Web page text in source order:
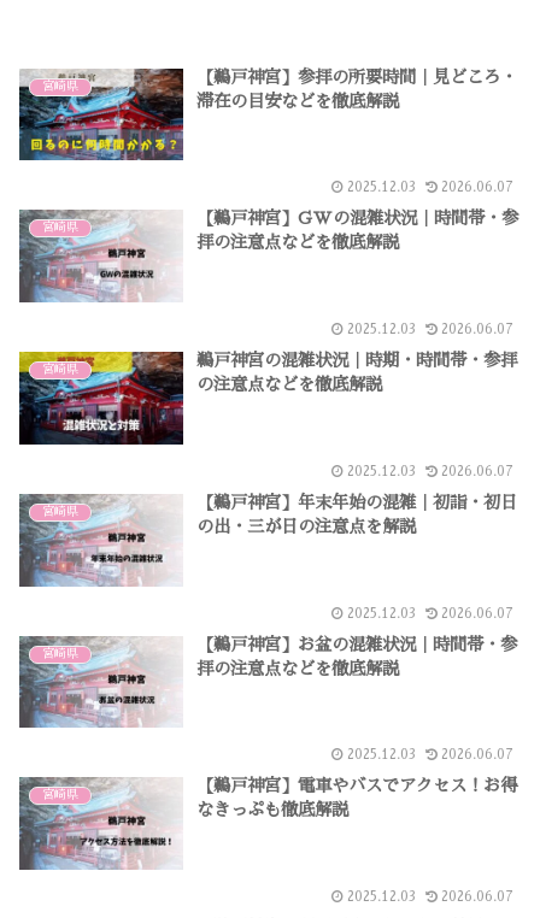
宮崎県
【鵜戸神宮】参拝の所要時間｜見どころ・
滞在の目安などを徹底解説
2025.12.03 2026.06.07
宮崎県
【鵜戸神宮】GWの混雑状況｜時間帯・参
拝の注意点などを徹底解説
2025.12.03 2026.06.07
宮崎県
鵜戸神宮の混雑状況｜時期・時間帯・参拝
の注意点などを徹底解説
2025.12.03 2026.06.07
宮崎県
【鵜戸神宮】年末年始の混雑｜初詣・初日
の出・三が日の注意点を解説
2025.12.03 2026.06.07
宮崎県
【鵜戸神宮】お盆の混雑状況｜時間帯・参
拝の注意点などを徹底解説
2025.12.03 2026.06.07
宮崎県
【鵜戸神宮】電車やバスでアクセス！お得
なきっぷも徹底解説
2025.12.03 2026.06.07